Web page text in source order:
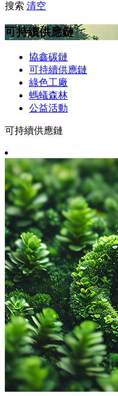
搜索 清空
可持續供應鏈
協鑫碳鏈
可持續供應鏈
綠色工廠
螞蟻森林
公益活動
可持續供應鏈